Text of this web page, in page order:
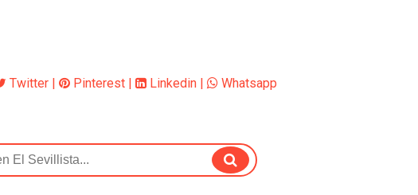
Twitter | Pinterest | Linkedin | Whatsapp